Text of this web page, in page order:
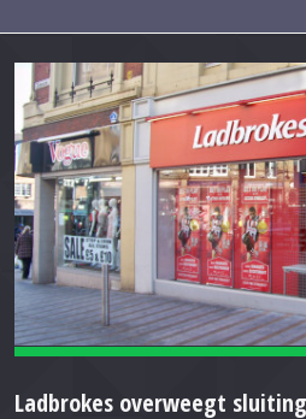
Ladbrokes overweegt